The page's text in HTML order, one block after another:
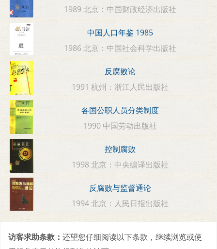
1989 北京：中国财政经济出版社
中国人口年鉴 1985
1986 北京：中国社会科学出版社
反腐败论
1991 杭州：浙江人民出版社
各国公职人员分类制度
1990 中国劳动出版社
控制腐败
1998 北京：中央编译出版社
反腐败与监督通论
1994 北京：人民日报出版社
访客求助条款： 还望您仔细阅读以下条款，继续浏览或使